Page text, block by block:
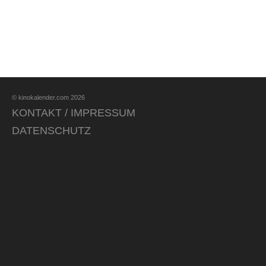
© kinokalender.com 2026
KONTAKT / IMPRESSUM
DATENSCHUTZ